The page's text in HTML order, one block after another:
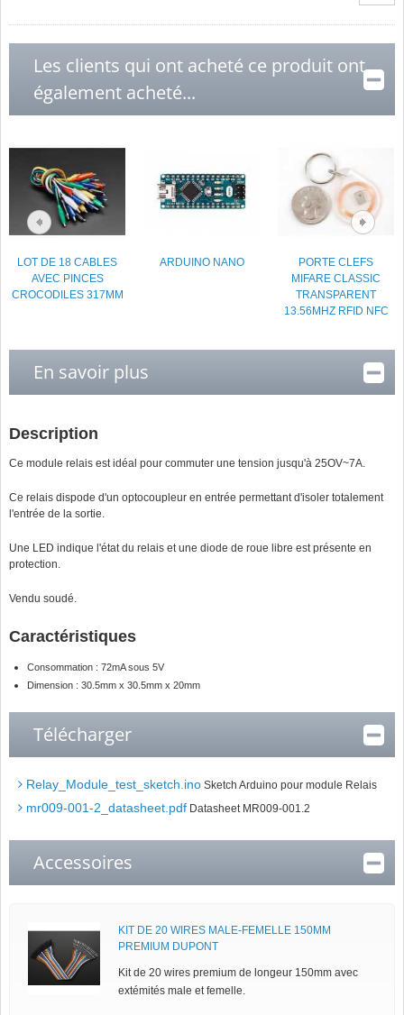
Les clients qui ont acheté ce produit ont
également acheté...
LOT DE 18 CABLES
AVEC PINCES
CROCODILES 317MM
ARDUINO NANO
PORTE CLEFS
MIFARE CLASSIC
TRANSPARENT
13.56MHZ RFID NFC
En savoir plus
Description
Ce module relais est idéal pour commuter une tension jusqu'à 25OV~7A.
Ce relais dispode d'un optocoupleur en entrée permettant d'isoler totalement
l'entrée de la sortie.
Une LED indique l'état du relais et une diode de roue libre est présente en
protection.
Vendu soudé.
Caractéristiques
Consommation : 72mA sous 5V
Dimension : 30.5mm x 30.5mm x 20mm
Télécharger
Relay_Module_test_sketch.ino Sketch Arduino pour module Relais
mr009-001-2_datasheet.pdf Datasheet MR009-001.2
Accessoires
KIT DE 20 WIRES MALE-FEMELLE 150MM
PREMIUM DUPONT
Kit de 20 wires premium de longeur 150mm avec
extémités male et femelle.